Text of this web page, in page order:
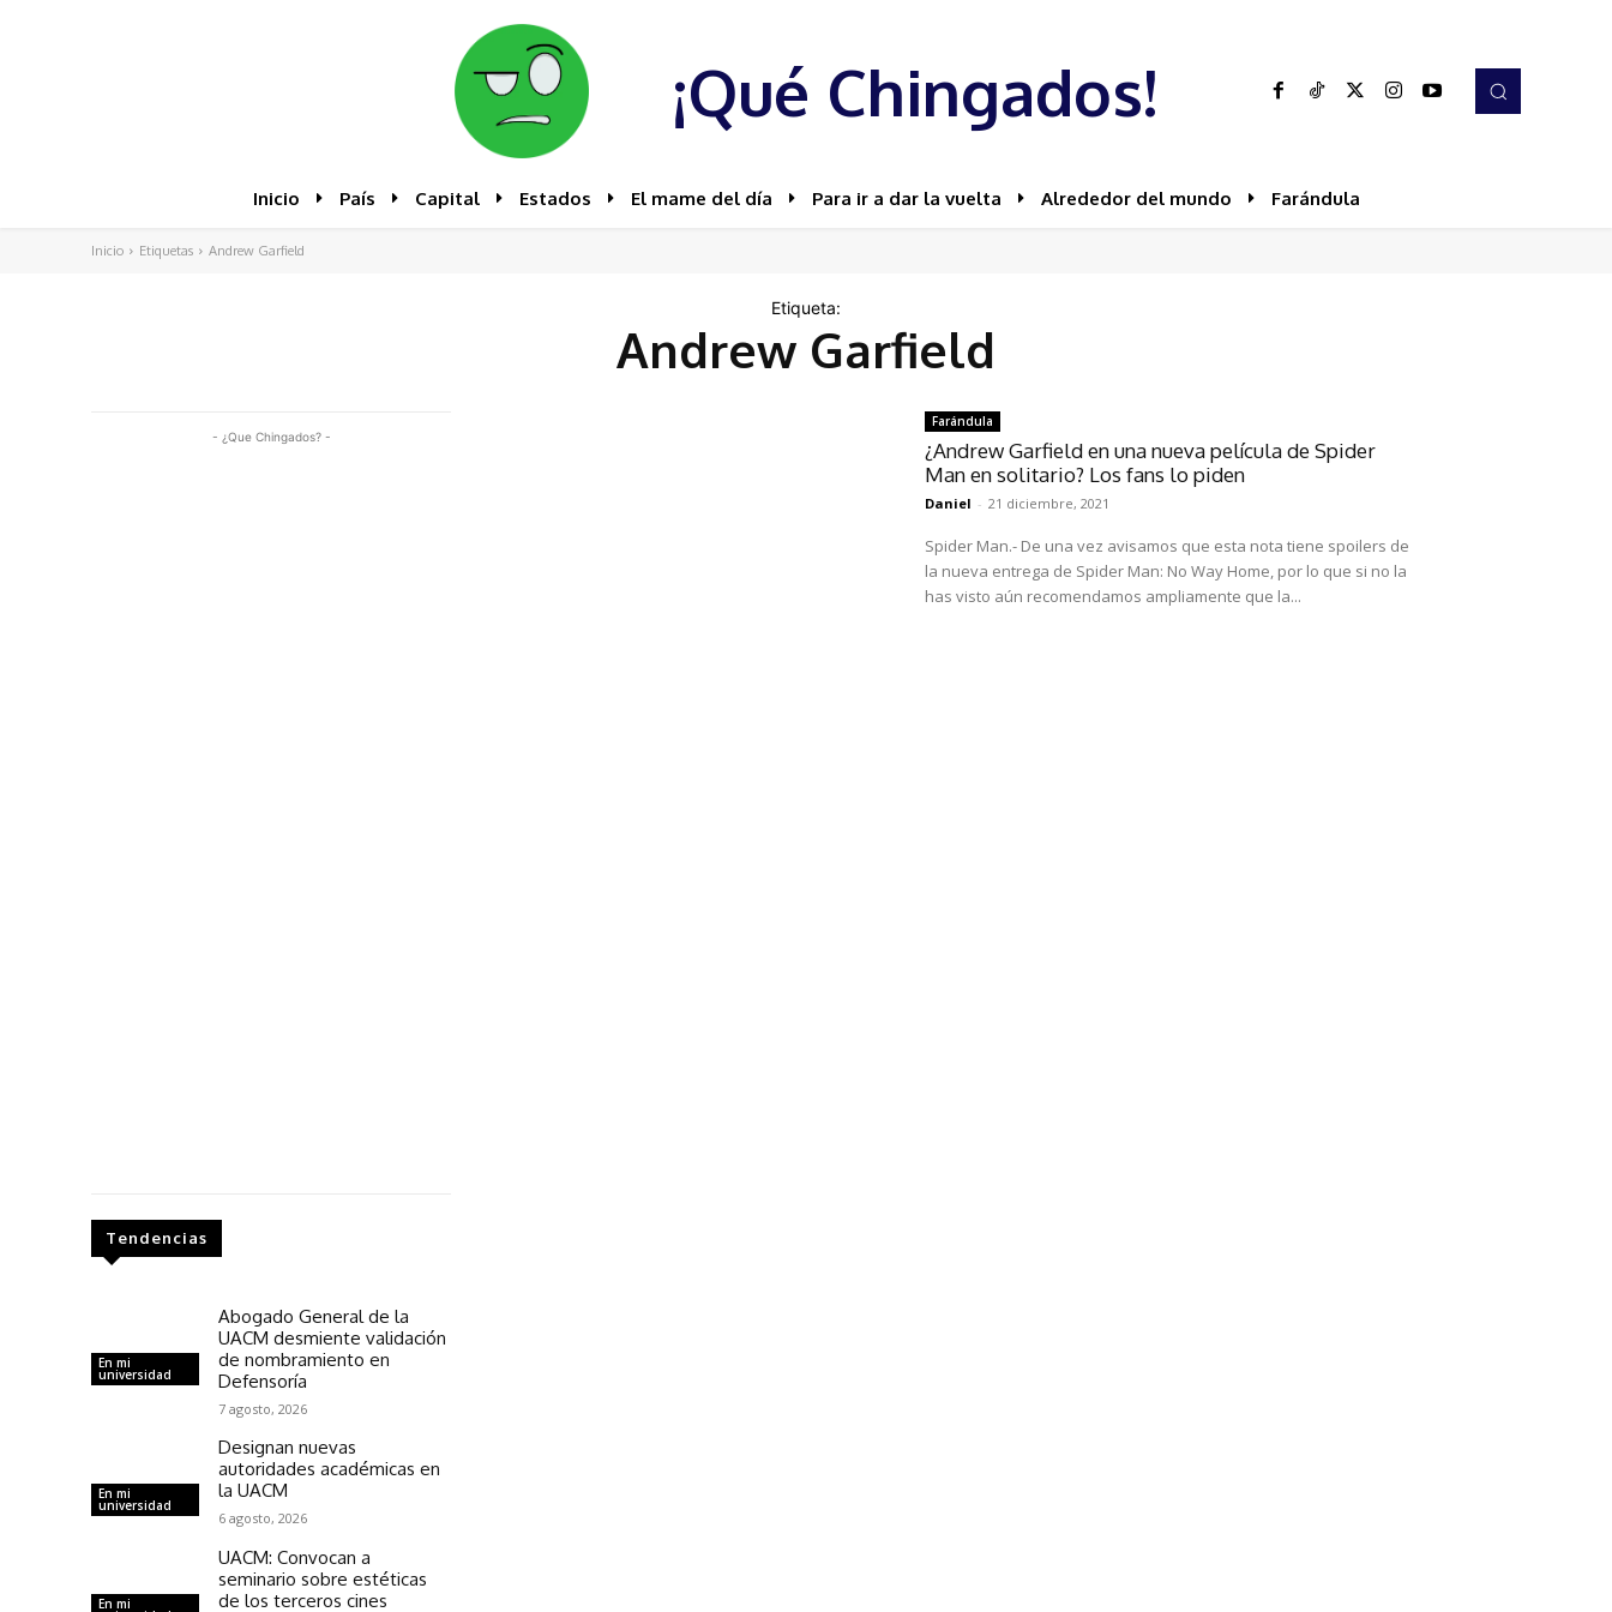
¡Qué Chingados!
Inicio País Capital Estados El mame del día Para ir a dar la vuelta Alrededor del mundo Farándula
Inicio Etiquetas Andrew Garfield
Etiqueta:
Andrew Garfield
- ¿Que Chingados? -
Tendencias
En mi
universidad
Abogado General de la
UACM desmiente validación
de nombramiento en
Defensoría
7 agosto, 2026
En mi
universidad
Designan nuevas
autoridades académicas en
la UACM
6 agosto, 2026
En mi
UACM: Convocan a
seminario sobre estéticas
de los terceros cines
Farándula
¿Andrew Garfield en una nueva película de Spider
Man en solitario? Los fans lo piden
Daniel - 21 diciembre, 2021
Spider Man.- De una vez avisamos que esta nota tiene spoilers de
la nueva entrega de Spider Man: No Way Home, por lo que si no la
has visto aún recomendamos ampliamente que la...